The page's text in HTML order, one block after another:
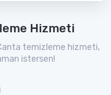
Hizmeti
temizleme hizmeti,
istersen!